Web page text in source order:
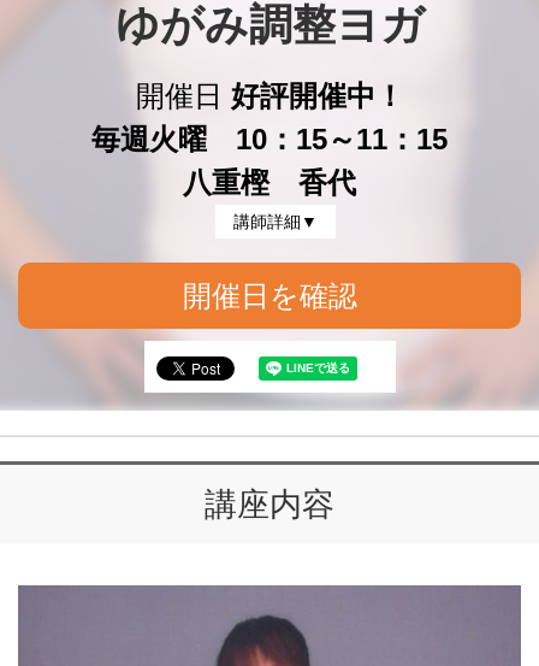
ゆがみ調整ヨガ
開催日 好評開催中！
毎週火曜 10：15～11：15
八重樫 香代
講師詳細▼
開催日を確認
講座内容